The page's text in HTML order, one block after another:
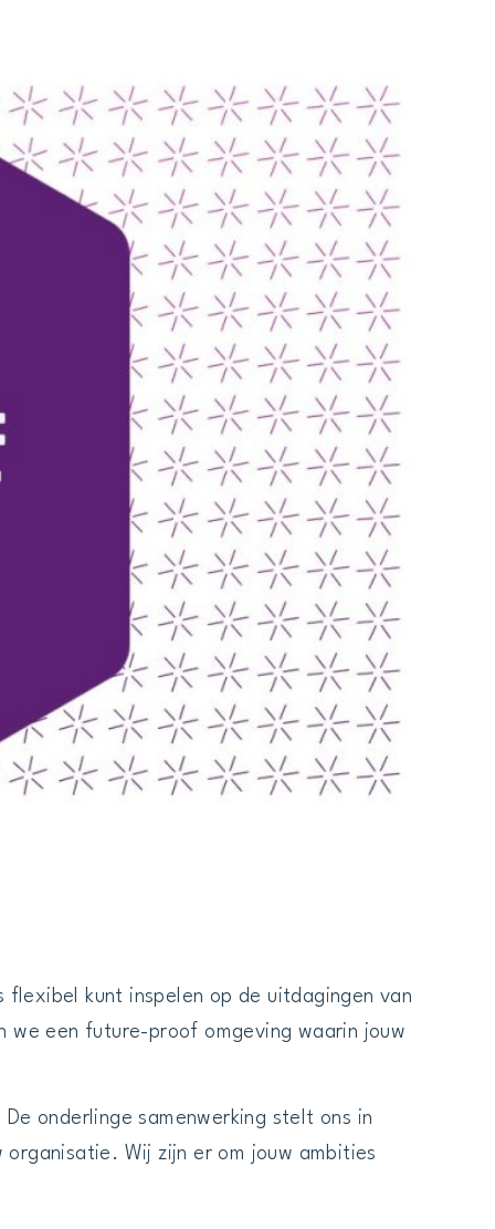
kunt inspelen op de uitdagingen van
we een future-proof omgeving waarin jouw
onderlinge samenwerking stelt ons in
Wij zijn er om jouw ambities